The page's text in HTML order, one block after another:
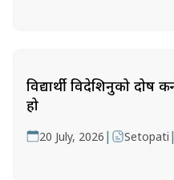
विद्यार्थी विदेशिनुको
हो
20 July, 2026 | Setopati |